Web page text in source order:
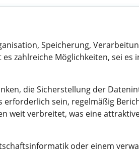
Speicherung,
zahlreiche Möglichkeiten, sei es
die Sicherstellung der
sein, regelmäßig
weit verbreitet, was eine
oder einem